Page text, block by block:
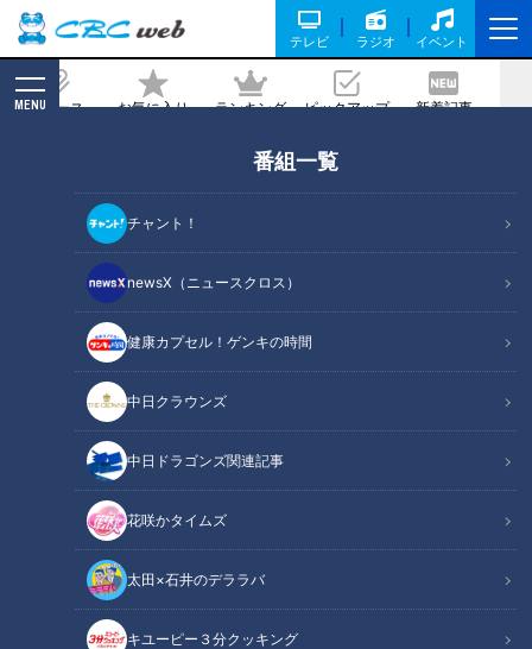
テレビ ラジオ イベント
ニュース お気に入り ランキング ピックアップ 新着記事
MENU
番組一覧
チャント！
newsX（ニュースクロス）
健康カプセル！ゲンキの時間
中日クラウンズ
中日ドラゴンズ関連記事
花咲かタイムズ
太田×石井のデララバ
キユーピー３分クッキング
宮」の激推しスポットとは？ おはらい町
の最新人気グルメも紹介
記事に戻る